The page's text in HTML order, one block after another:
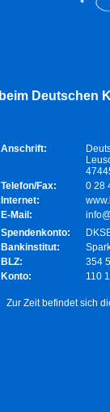
beim Deutschen
Anschrift:
Telefon/Fax:
0 28
Internet:
E-Mail:
Spendenkonto:
Bankinstitut:
BLZ:
354
Konto:
110
Zur Zeit befindet sich